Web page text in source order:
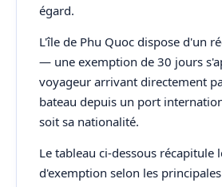
égard.
L'île de Phu Quoc dispose d'un
— une exemption de 30 jours
voyageur arrivant directement
bateau depuis un port
soit sa nationalité.
Le tableau ci-dessous récapitule
d'exemption selon les